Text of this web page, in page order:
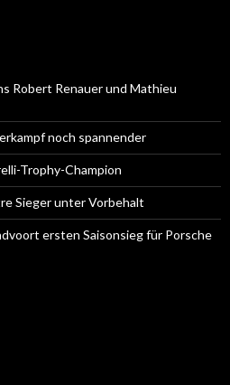
Robert Renauer und Mathieu
noch spannender
Trophy-Champion
Sieger unter Vorbehalt
ersten Saisonsieg für Porsche